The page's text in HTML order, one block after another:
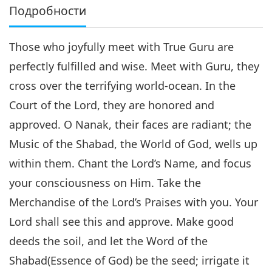
Подробности
Those who joyfully meet with True Guru are
perfectly fulfilled and wise. Meet with Guru, they
cross over the terrifying world-ocean. In the
Court of the Lord, they are honored and
approved. O Nanak, their faces are radiant; the
Music of the Shabad, the World of God, wells up
within them. Chant the Lord’s Name, and focus
your consciousness on Him. Take the
Merchandise of the Lord’s Praises with you. Your
Lord shall see this and approve. Make good
deeds the soil, and let the Word of the
Shabad(Essence of God) be the seed; irrigate it